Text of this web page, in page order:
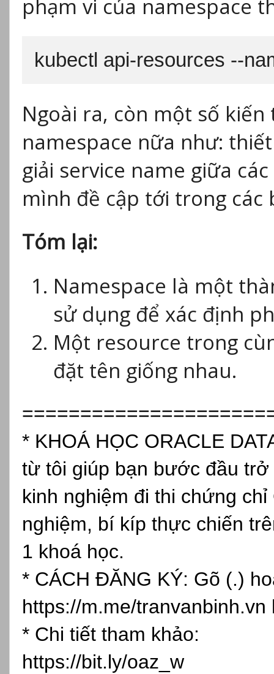
phạm vi của namespace
kubectl api-resources --
Ngoài ra, còn một số
namespace nữa như:
giải service name giữa
mình đề cập tới trong các
Tóm lại:
Namespace là một
sử dụng để xác định
Một resource trong
đặt tên giống nhau.
* KHOÁ HỌC ORACLE
từ tôi giúp bạn bước đầu
kinh nghiệm đi thi chứng
nghiệm, bí kíp thực chiến
1 khoá học.
* CÁCH ĐĂNG KÝ: Gõ (.)
https://m.me/tranvanbinh.vn
* Chi tiết tham khảo:
https://bit.ly/oaz_w